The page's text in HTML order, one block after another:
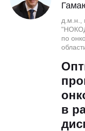
д.м.н.,
по
в